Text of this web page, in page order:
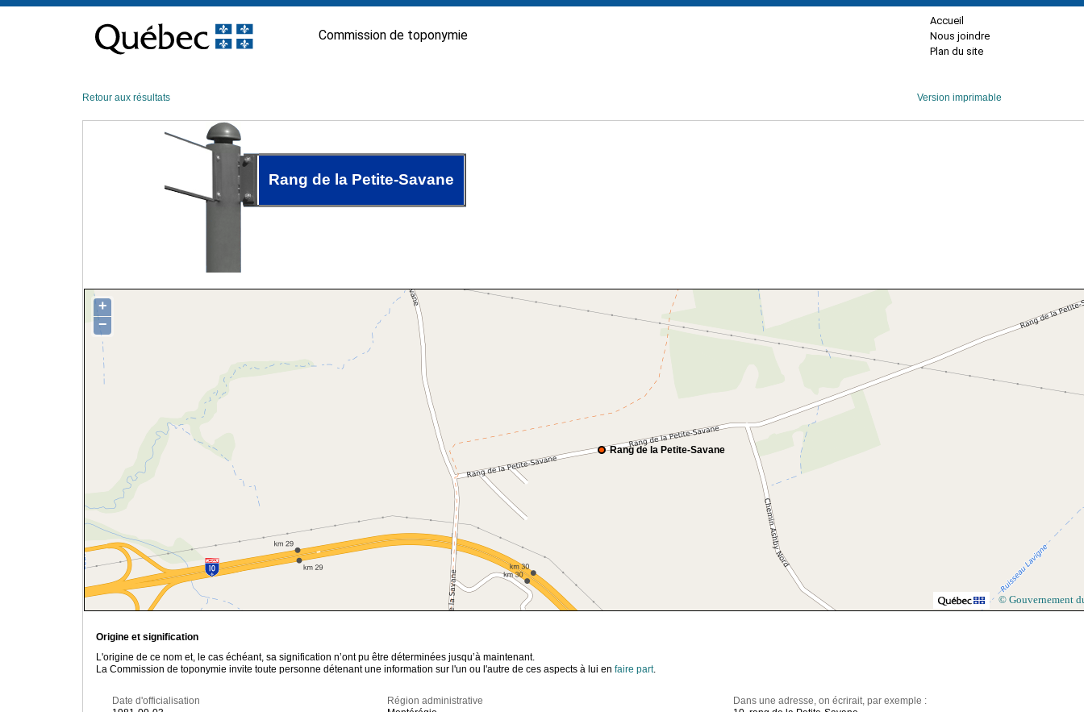
contenu
Commission de toponymie
Accueil
Nous joindre
Plan du site
Retour aux résultats Version imprimable
Rang de la Petite-Savane
Rang de la Petite-Savane
+
−
© Gouvernement
Origine et signification
L'origine de ce nom et, le cas échéant, sa signification n’ont pu être déterminées jusqu’à maintenant.
La Commission de toponymie invite toute personne détenant une information sur l'un ou l'autre de ces aspects à lui en faire part.
Date d'officialisation
Région administrative
Dans une adresse, on écrirait, par exemple :